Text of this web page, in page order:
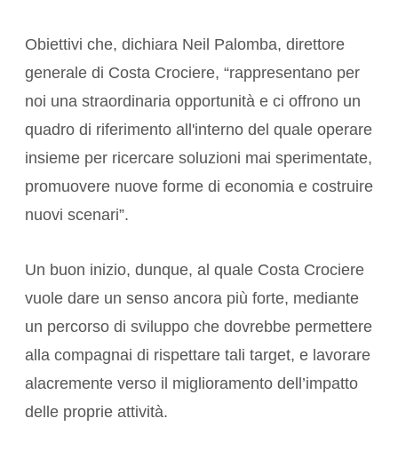
Obiettivi che, dichiara Neil Palomba, direttore
generale di Costa Crociere, “rappresentano per
noi una straordinaria opportunità e ci offrono un
quadro di riferimento all'interno del quale operare
insieme per ricercare soluzioni mai sperimentate,
promuovere nuove forme di economia e costruire
nuovi scenari”.
Un buon inizio, dunque, al quale Costa Crociere
vuole dare un senso ancora più forte, mediante
un percorso di sviluppo che dovrebbe permettere
alla compagnai di rispettare tali target, e lavorare
alacremente verso il miglioramento dell’impatto
delle proprie attività.